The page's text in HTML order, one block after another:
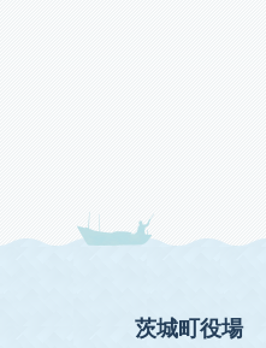
茨城町役場